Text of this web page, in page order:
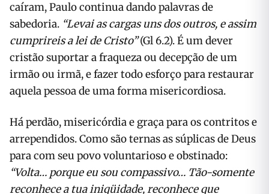
caíram, Paulo continua dando palavras de
sabedoria. “Levai as cargas uns dos outros, e assim
cumprireis a lei de Cristo”(Gl 6.2). É um dever
cristão suportar a fraqueza ou decepção de um
irmão ou irmã, e fazer todo esforço para restaurar
aquela pessoa de uma forma misericordiosa.
Há perdão, misericórdia e graça para os contritos e
arrependidos. Como são ternas as súplicas de Deus
para com seu povo voluntarioso e obstinado:
“Volta… porque eu sou compassivo… Tão-somente
reconhece a tua iniqüidade, reconhece que